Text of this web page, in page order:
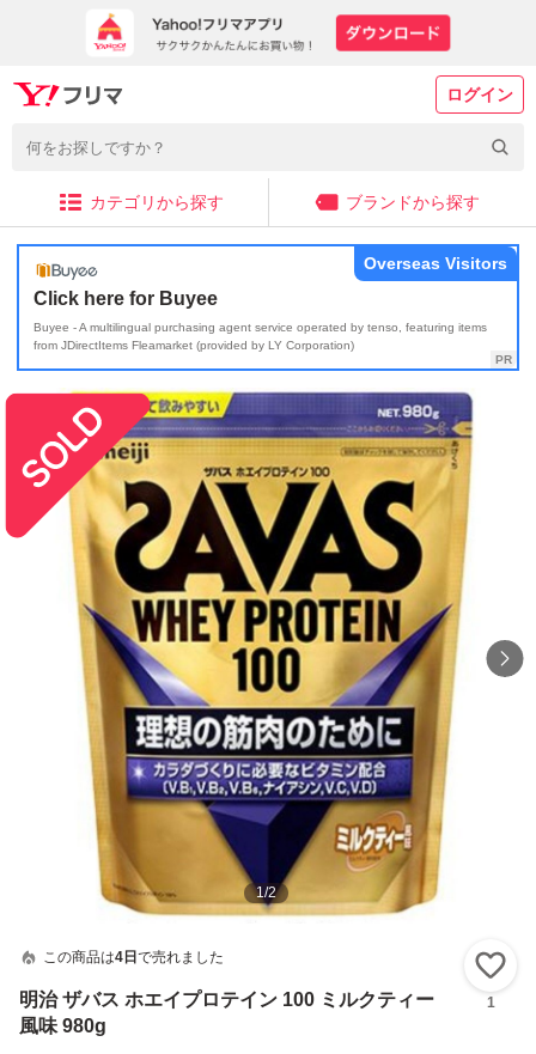
ログイン
カテゴリから探す ブランドから探す
Click here for Buyee
Buyee - A multilingual purchasing agent service operated by tenso, featuring items
from JDirectItems Fleamarket (provided by LY Corporation)
Overseas Visitors
1/2
この商品は4日 で売れました
明治 ザバス ホエイプロテイン 100 ミルクティー
風味 980g
1